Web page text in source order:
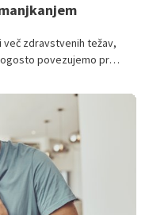
več zdravstvenih težav,
povezujemo prav